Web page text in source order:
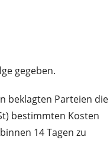
gegeben.
beklagten Parteien die
bestimmten Kosten
14 Tagen zu